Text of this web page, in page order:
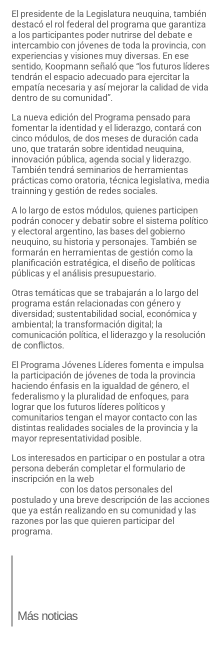
El presidente de la Legislatura neuquina, también
destacó el rol federal del programa que garantiza
a los participantes poder nutrirse del debate e
intercambio con jóvenes de toda la provincia, con
experiencias y visiones muy diversas. En ese
sentido, Koopmann señaló que “los futuros líderes
tendrán el espacio adecuado para ejercitar la
empatía necesaria y así mejorar la calidad de vida
dentro de su comunidad”.
La nueva edición del Programa pensado para
fomentar la identidad y el liderazgo, contará con
cinco módulos, de dos meses de duración cada
uno, que tratarán sobre identidad neuquina,
innovación pública, agenda social y liderazgo.
También tendrá seminarios de herramientas
prácticas como oratoria, técnica legislativa, media
trainning y gestión de redes sociales.
A lo largo de estos módulos, quienes participen
podrán conocer y debatir sobre el sistema político
y electoral argentino, las bases del gobierno
neuquino, su historia y personajes. También se
formarán en herramientas de gestión como la
planificación estratégica, el diseño de políticas
públicas y el análisis presupuestario.
Otras temáticas que se trabajarán a lo largo del
programa están relacionadas con género y
diversidad; sustentabilidad social, económica y
ambiental; la transformación digital; la
comunicación política, el liderazgo y la resolución
de conflictos.
El Programa Jóvenes Líderes fomenta e impulsa
la participación de jóvenes de toda la provincia
haciendo énfasis en la igualdad de género, el
federalismo y la pluralidad de enfoques, para
lograr que los futuros líderes políticos y
comunitarios tengan el mayor contacto con las
distintas realidades sociales de la provincia y la
mayor representatividad posible.
Los interesados en participar o en postular a otra
persona deberán completar el formulario de
inscripción en la web
con los datos personales del
postulado y una breve descripción de las acciones
que ya están realizando en su comunidad y las
razones por las que quieren participar del
programa.
Más noticias